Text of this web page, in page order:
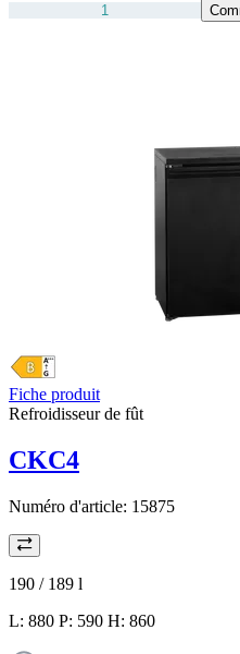
Fiche produit
Refroidisseur de fût
CKC4
Numéro d'article: 15875
190 / 189 l
L: 880 P: 590 H: 860